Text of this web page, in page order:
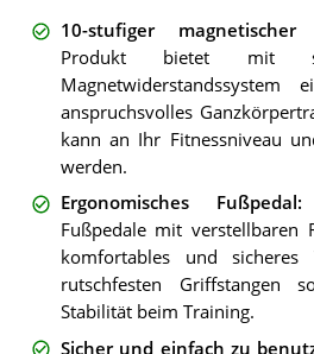
10-stufiger magnetischer
Produkt bietet mit
Magnetwiderstandssystem
anspruchsvolles
kann an Ihr Fitnessniveau
werden.
Ergonomisches Fußpedal
Fußpedale mit verstellbaren
komfortables und sicheres
rutschfesten Griffstangen
Stabilität beim Training.
Sicher und einfach zu